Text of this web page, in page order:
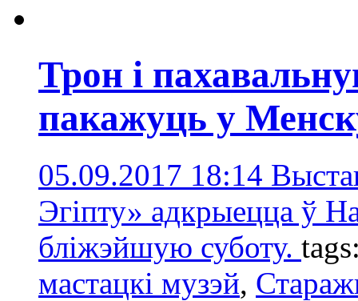
Трон і
пакажуць у
05.09.2017 18:14
Эгіпту» адкрыецца ў
бліжэйшую суботу.
мастацкі музэй,